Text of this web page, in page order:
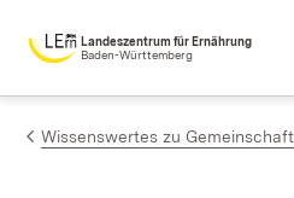
Zum Inhalt springen
Landeszentrum für Ernährung
Baden-Württemberg
Wissenswertes zu